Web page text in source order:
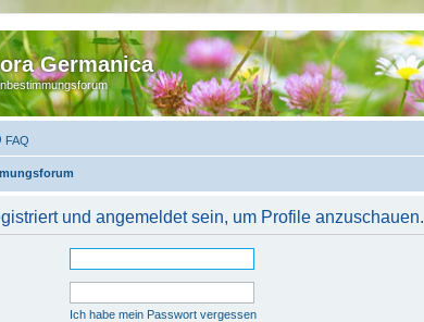
Germanica
FAQ
und angemeldet sein, um Profile anzuschauen.
Ich habe mein Passwort vergessen